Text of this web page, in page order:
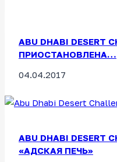
ABU DHABI DESERT
ПРИОСТАНОВЛЕНА…
04.04.2017
ABU DHABI DESERT
«АДСКАЯ ПЕЧЬ»